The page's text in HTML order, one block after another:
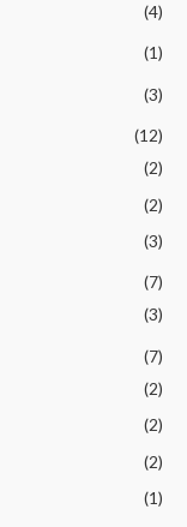
(4)
(1)
(3)
(12)
(2)
(2)
(3)
(7)
(3)
(7)
(2)
(2)
(2)
(1)